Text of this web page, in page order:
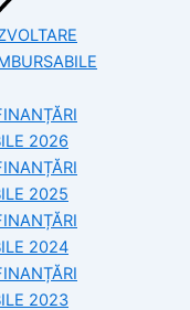
2026
2025
2024
2023